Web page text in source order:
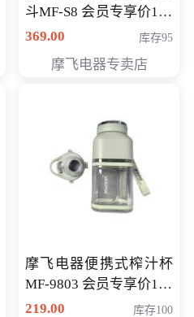
斗MF-S8 会员专享价168
元
369.00 库存95
摩飞电器专卖店
摩飞电器便携式榨汁杯
MF-9803 会员专享价138
元
219.00 库存100